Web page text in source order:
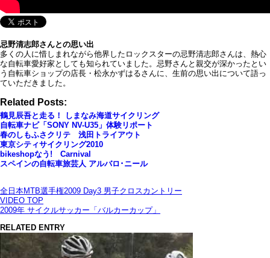
忌野清志郎さんとの思い出
多くの人に惜しまれながら他界したロックスターの忌野清志郎さんは、熱心
な自転車愛好家としても知られていました。忌野さんと親交が深かったとい
う自転車ショップの店長・松永かずはるさんに、生前の思い出について語っ
ていただきました。
Related Posts:
鶴見辰吾と走る！ しまなみ海道サイクリング
自転車ナビ「SONY NV-U35」体験リポート
春のしもふさクリテ 浅田トライアウト
東京シティサイクリング2010
bikeshopなう! Carnival
スペインの自転車旅芸人 アルバロ･ニール
全日本MTB選手権2009 Day3 男子クロスカントリー
VIDEO TOP
2009年 サイクルサッカー「バルカーカップ」
RELATED ENTRY